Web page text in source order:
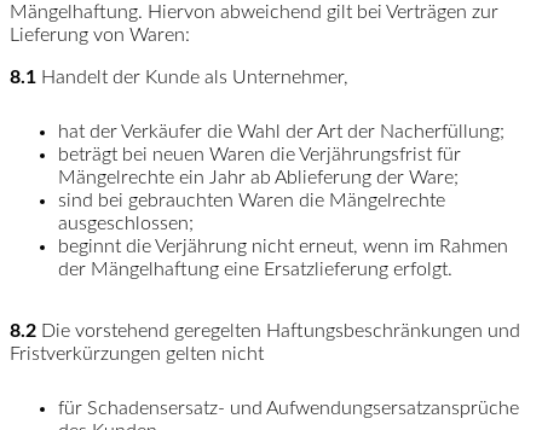
Mängelhaftung. Hiervon abweichend gilt bei Verträgen zur
Lieferung von Waren:
8.1 Handelt der Kunde als Unternehmer,
hat der Verkäufer die Wahl der Art der Nacherfüllung;
beträgt bei neuen Waren die Verjährungsfrist für
Mängelrechte ein Jahr ab Ablieferung der Ware;
sind bei gebrauchten Waren die Mängelrechte
ausgeschlossen;
beginnt die Verjährung nicht erneut, wenn im Rahmen
der Mängelhaftung eine Ersatzlieferung erfolgt.
8.2 Die vorstehend geregelten Haftungsbeschränkungen und
Fristverkürzungen gelten nicht
für Schadensersatz- und Aufwendungsersatzansprüche